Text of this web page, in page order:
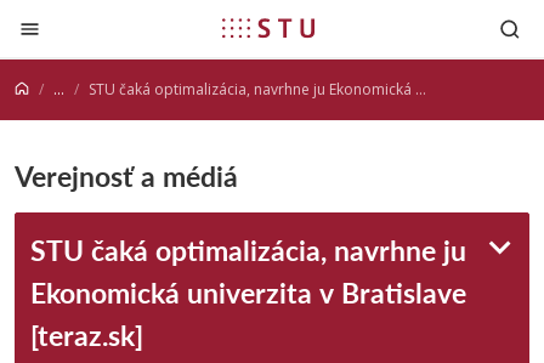
Prejsť na obsah
... STU čaká optimalizácia, navrhne ju Ekonomická univerzita v Bratislave [teraz.sk]
Verejnosť a médiá
STU čaká optimalizácia, navrhne ju
Ekonomická univerzita v Bratislave
[teraz.sk]